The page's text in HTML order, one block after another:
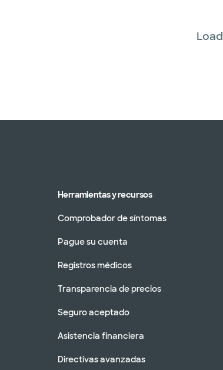
Herramientas y recursos
Comprobador de síntomas
Pague su cuenta
Registros médicos
Transparencia de precios
Seguro aceptado
Asistencia financiera
Directivas avanzadas